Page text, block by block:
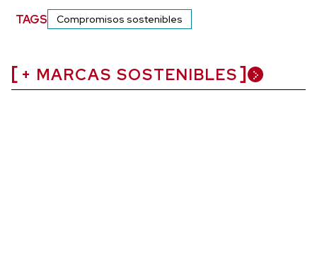
TAGS Compromisos sostenibles
+ MARCAS SOSTENIBLES